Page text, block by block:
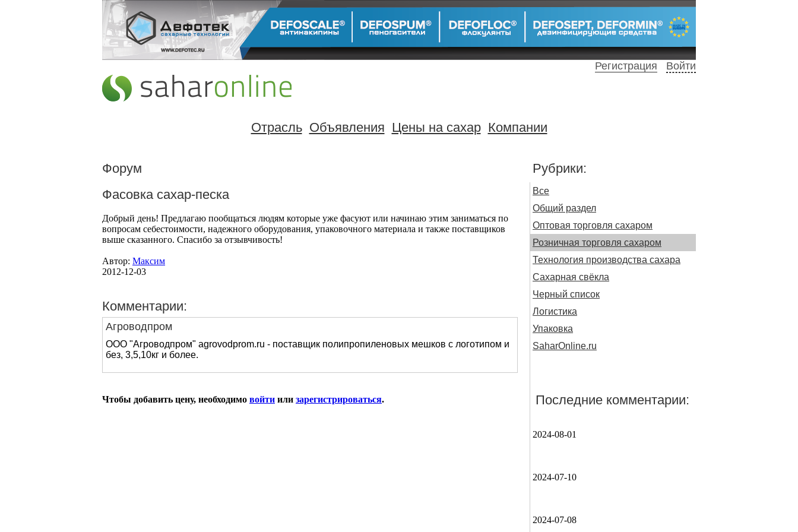
Войти
Регистрация
Отрасль Объявления Цены на сахар Компании
Рубрики:
Все
Общий раздел
Оптовая торговля сахаром
Розничная торговля сахаром
Технология производства сахара
Сахарная свёкла
Черный список
Логистика
Упаковка
SaharOnline.ru
Последние комментарии:
2024-08-01
2024-07-10
2024-07-08
Форум
Фасовка сахар-песка
Добрый день! Предлагаю пообщаться людям которые уже фасуют или начинаю этим заниматься по
вопросам себестоимости, надежного оборудования, упаковочного материала и также поставщиков
выше сказанного. Спасибо за отзывчивость!
Автор: Максим
2012-12-03
Комментарии:
Агроводпром
ООО "Агроводпром" agrovodprom.ru - поставщик полипропиленовых мешков с логотипом и
без, 3,5,10кг и более.
Чтобы добавить цену, необходимо войти или зарегистрироваться.